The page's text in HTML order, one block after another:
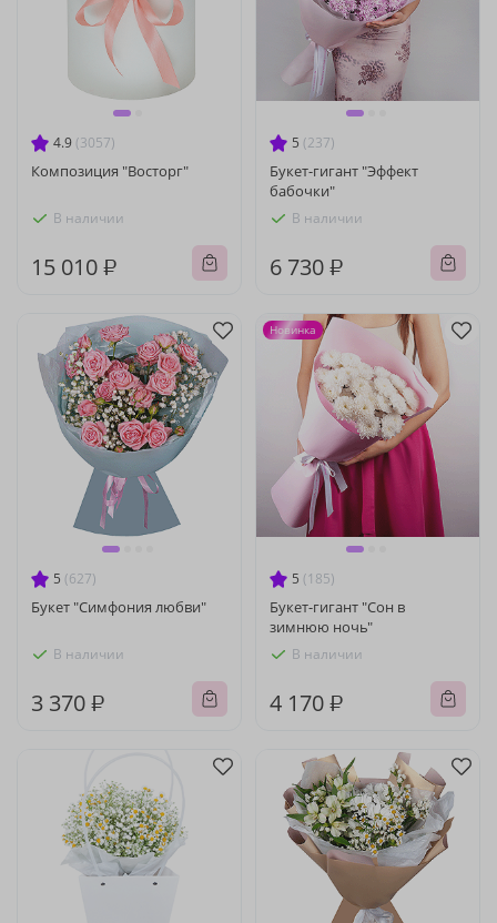
4.9 (3057)
Композиция "Восторг"
В наличии
15 010 ₽
5 (237)
Букет-гигант "Эффект
бабочки"
В наличии
6 730 ₽
5 (627)
Букет "Симфония любви"
В наличии
3 370 ₽
5 (185)
Букет-гигант "Сон в
зимнюю ночь"
В наличии
4 170 ₽
Новинка